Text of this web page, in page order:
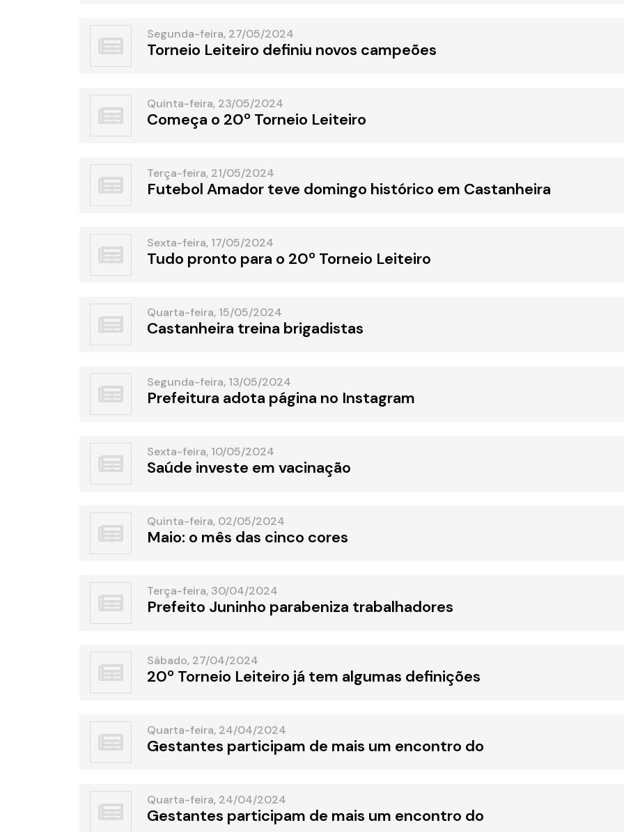
Segunda-feira, 27/05/2024
Torneio Leiteiro definiu novos campeões
Quinta-feira, 23/05/2024
Começa o 20º Torneio Leiteiro
Terça-feira, 21/05/2024
Futebol Amador teve domingo histórico em Castanheira
Sexta-feira, 17/05/2024
Tudo pronto para o 20º Torneio Leiteiro
Quarta-feira, 15/05/2024
Castanheira treina brigadistas
Segunda-feira, 13/05/2024
Prefeitura adota página no Instagram
Sexta-feira, 10/05/2024
Saúde investe em vacinação
Quinta-feira, 02/05/2024
Maio: o mês das cinco cores
Terça-feira, 30/04/2024
Prefeito Juninho parabeniza trabalhadores
Sábado, 27/04/2024
20º Torneio Leiteiro já tem algumas definições
Quarta-feira, 24/04/2024
Gestantes participam de mais um encontro do
Quarta-feira, 24/04/2024
Gestantes participam de mais um encontro do